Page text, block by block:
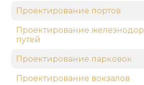
Проектирование портов
Проектирование
путей
Проектирование парковок
Проектирование вокзалов